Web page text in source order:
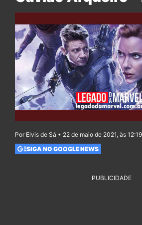
Por Elvis de Sá • 22 de maio de 2021, às 12:19
SIGA NO GOOGLE NEWS
PUBLICIDADE